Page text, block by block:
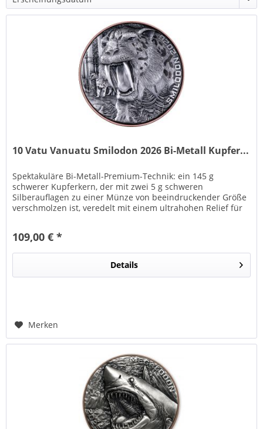
10 Vatu Vanuatu Smilodon 2026 Bi-Metall Kupfer...
Spektakuläre Bi-Metall-Premium-Technik: ein 145 g
schwerer Kupferkern, der mit zwei 5 g schweren
Silberauflagen zu einer Münze von beeindruckender Größe
verschmolzen ist, veredelt mit einem ultrahohen Relief für
109,00 € *
Details
Merken